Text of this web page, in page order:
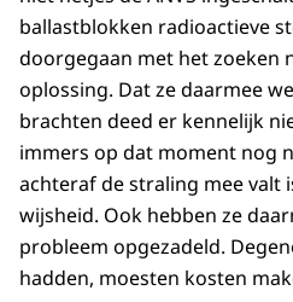
ballastblokken radioactieve
doorgegaan met het zoeken
oplossing. Dat ze daarmee
brachten deed er kennelijk
immers op dat moment nog
achteraf de straling mee valt
wijsheid. Ook hebben ze
probleem opgezadeld.
hadden, moesten kosten